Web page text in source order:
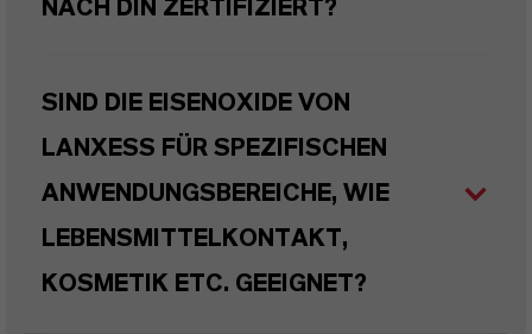
NACH DIN ZERTIFIZIERT?
SIND DIE EISENOXIDE VON
LANXESS FÜR SPEZIFISCHEN
ANWENDUNGSBEREICHE, WIE
LEBENSMITTELKONTAKT,
KOSMETIK ETC. GEEIGNET?